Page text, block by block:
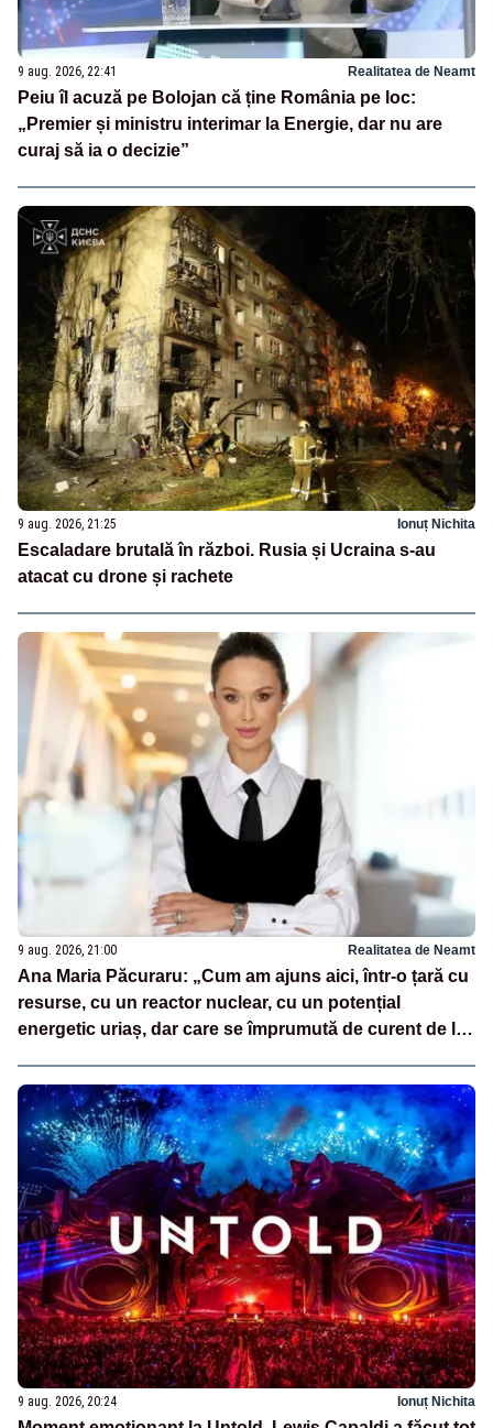
9 aug. 2026, 22:41 Realitatea de Neamt
Peiu îl acuză pe Bolojan că ține România pe loc:
„Premier și ministru interimar la Energie, dar nu are
curaj să ia o decizie”
9 aug. 2026, 21:25 Ionuț Nichita
Escaladare brutală în război. Rusia și Ucraina s-au
atacat cu drone și rachete
9 aug. 2026, 21:00 Realitatea de Neamt
Ana Maria Păcuraru: „Cum am ajuns aici, într-o țară cu
resurse, cu un reactor nuclear, cu un potențial
energetic uriaș, dar care se împrumută de curent de la
9 aug. 2026, 20:24 Ionuț Nichita